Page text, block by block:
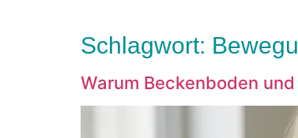
Schlagwort:
Warum Beckenboden